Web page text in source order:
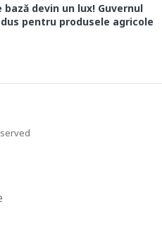
devin un lux! Guvernul
pentru produsele agricole